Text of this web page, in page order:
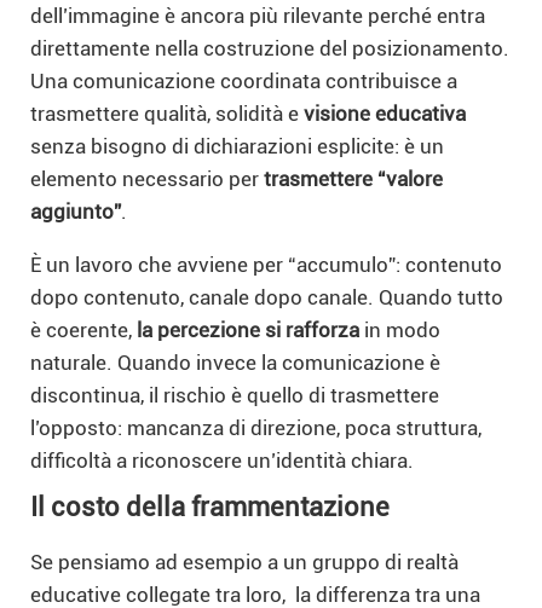
dell’immagine è ancora più rilevante perché entra
direttamente nella costruzione del posizionamento.
Una comunicazione coordinata contribuisce a
trasmettere qualità, solidità e visione educativa
senza bisogno di dichiarazioni esplicite: è un
elemento necessario per trasmettere “valore
aggiunto”.
È un lavoro che avviene per “accumulo”: contenuto
dopo contenuto, canale dopo canale. Quando tutto
è coerente, la percezione si rafforza in modo
naturale. Quando invece la comunicazione è
discontinua, il rischio è quello di trasmettere
l’opposto: mancanza di direzione, poca struttura,
difficoltà a riconoscere un’identità chiara.
Il costo della frammentazione
Se pensiamo ad esempio a un gruppo di realtà
educative collegate tra loro, la differenza tra una